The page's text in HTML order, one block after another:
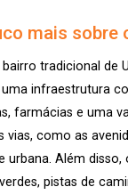
mais sobre
bairro tradicional
infraestrutura
farmácias e uma
como as
Além disso,
pistas de